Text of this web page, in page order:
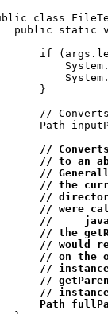
class
public static
if
}
//
Path
//
// to an
//
// the
//
// were
//
// the
// would
// on the
//
//
//
Path